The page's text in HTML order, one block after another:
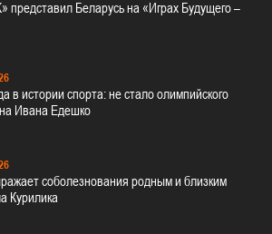
представил Беларусь на «Играх Будущего –
в истории спорта: не стало олимпийского
Ивана Едешко
соболезнования родным и близким
Курилика